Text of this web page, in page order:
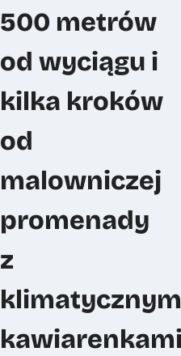
500 metrów
od wyciągu i
kilka kroków
od
malowniczej
promenady
z